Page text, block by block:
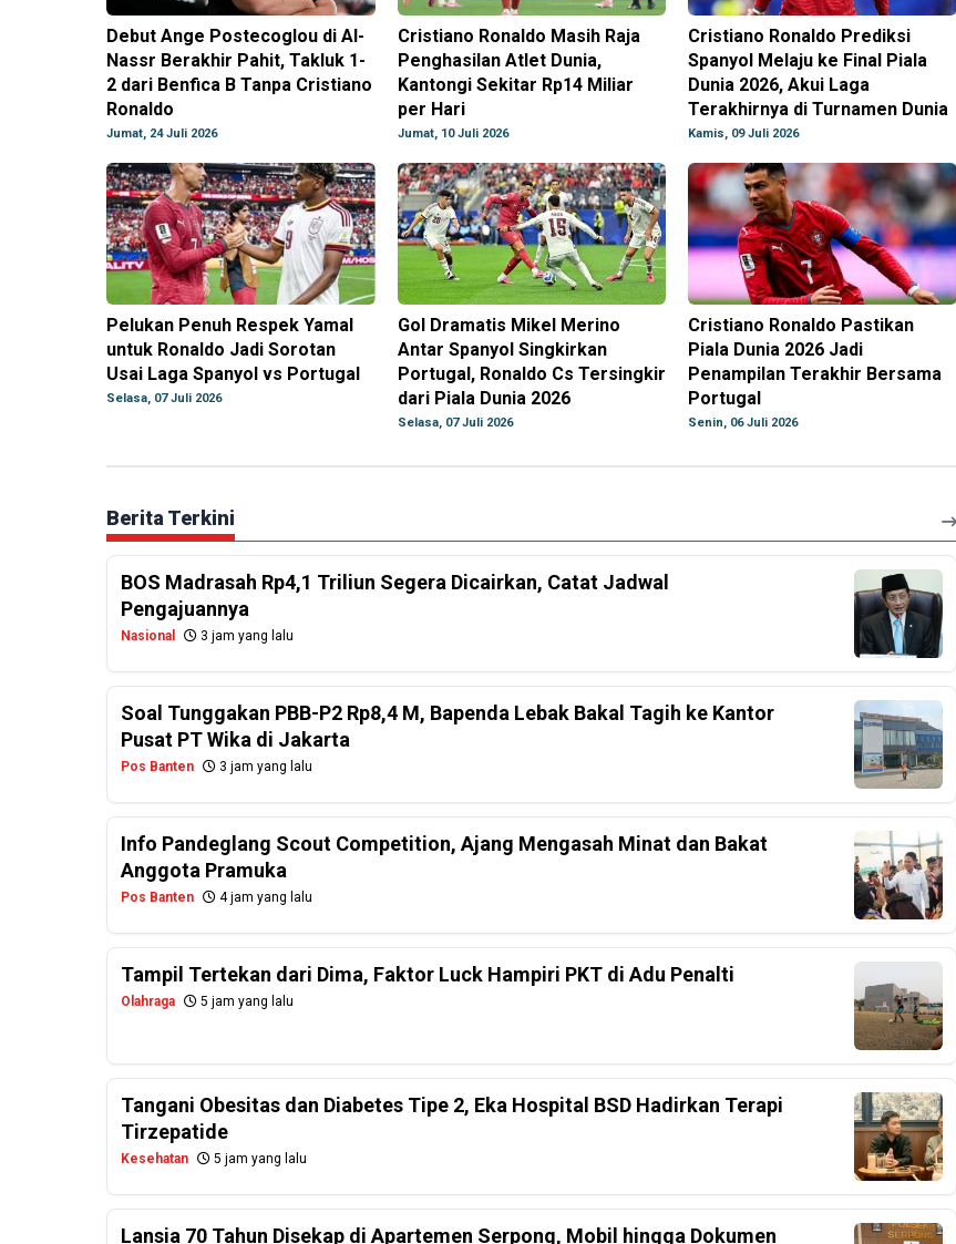
Debut Ange Postecoglou di Al-
Nassr Berakhir Pahit, Takluk 1-
2 dari Benfica B Tanpa Cristiano
Ronaldo
Jumat, 24 Juli 2026
Cristiano Ronaldo Masih Raja
Penghasilan Atlet Dunia,
Kantongi Sekitar Rp14 Miliar
per Hari
Jumat, 10 Juli 2026
Cristiano Ronaldo Prediksi
Spanyol Melaju ke Final Piala
Dunia 2026, Akui Laga
Terakhirnya di Turnamen Dunia
Kamis, 09 Juli 2026
Pelukan Penuh Respek Yamal
untuk Ronaldo Jadi Sorotan
Usai Laga Spanyol vs Portugal
Selasa, 07 Juli 2026
Gol Dramatis Mikel Merino
Antar Spanyol Singkirkan
Portugal, Ronaldo Cs Tersingkir
dari Piala Dunia 2026
Selasa, 07 Juli 2026
Cristiano Ronaldo Pastikan
Piala Dunia 2026 Jadi
Penampilan Terakhir Bersama
Portugal
Senin, 06 Juli 2026
Berita Terkini
BOS Madrasah Rp4,1 Triliun Segera Dicairkan, Catat Jadwal
Pengajuannya
Nasional 3 jam yang lalu
Soal Tunggakan PBB-P2 Rp8,4 M, Bapenda Lebak Bakal Tagih ke Kantor
Pusat PT Wika di Jakarta
Pos Banten 3 jam yang lalu
Info Pandeglang Scout Competition, Ajang Mengasah Minat dan Bakat
Anggota Pramuka
Pos Banten 4 jam yang lalu
Tampil Tertekan dari Dima, Faktor Luck Hampiri PKT di Adu Penalti
Olahraga 5 jam yang lalu
Tangani Obesitas dan Diabetes Tipe 2, Eka Hospital BSD Hadirkan Terapi
Tirzepatide
Kesehatan 5 jam yang lalu
Lansia 70 Tahun Disekap di Apartemen Serpong, Mobil hingga Dokumen